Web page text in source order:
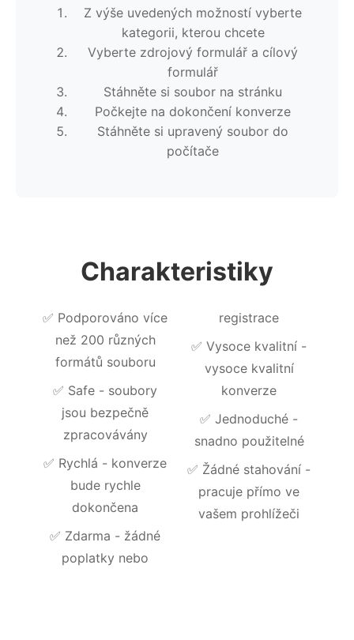
Z výše uvedených možností vyberte
kategorii, kterou chcete
Vyberte zdrojový formulář a cílový
formulář
Stáhněte si soubor na stránku
Počkejte na dokončení konverze
Stáhněte si upravený soubor do
počítače
Charakteristiky
✅ Podporováno více
než 200 různých
formátů souboru
✅ Safe - soubory
jsou bezpečně
zpracovávány
✅ Rychlá - konverze
bude rychle
dokončena
✅ Zdarma - žádné
poplatky nebo
registrace
✅ Vysoce kvalitní -
vysoce kvalitní
konverze
✅ Jednoduché -
snadno použitelné
✅ Žádné stahování -
pracuje přímo ve
vašem prohlížeči